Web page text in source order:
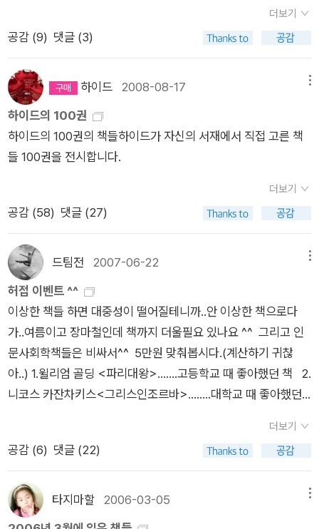
도착합니다.' 속도를 줄여 엉금엉금 기었다. 눈 벽을 잘못 뚫고 나
조심스레 앞으로 나아갔다. 앞길을 막는 건 없었다. 몇 시간을 엉
금엉금 기다시피 차를 운행했다. 도로는 사라져 보이지 않고, 시
야도 1미터를 넘지 못했다. 그래도 나는 계속 북쪽을 향해 갔다.
오후 1시쯤, 타지패스(아이다호 주와 몬태나 주의 경계에 있는 산
을 환영한다는 표지판이었다. 몬태나 주였다. 하늘은 없었다. 눈
의 돔뿐이었다. 루트 287 도로를 탔다. 앞에 깜박이는 제설차 불
빛이 보였다. 제설차가 나를 위해 길을 열어주었고, 나는 그 제설
차를 뒤따랐다. 새로 열리는 길을 따라 세 시간 동안 달려 90번고
속도로에 안전하게 도착했다.'출처 : image 1, image 2몬태나에
도착하게 된 주인공, 그곳인 그가 지나 온 수많은 주와 같이 거쳐
지나가야할 또 다른 주일 뿐이었습니다. 처음에는. 몬태나Monta
na 는 스페인어로 mountain 의 뜻이라고 합니다. 산이 많고, 겨
울이 긴 '광활한 대지의 땅' Big Sky Country '마운틴폴스에는
빈 방이 있는 모텔이 두 곳뿐이었다. 가장 먼저 눈에 띈 곳이 홀리
데이인이어서 그곳을 택했다. 바람이 거세게 불었고,눈은 중력과
지되지 않았다. 마치 걸어 나오는 동안 내 몸무게의 느낌이 감지
모텔 정문까지 다다른 듯했다. 나는프런트데스크에 물었다. '십이
월 초에는 날씨가 늘 이런가요?' '그럼요, 몬태나의 겨울이니까.''i
을본 한 아름다운 친구가 (나직하게)보내주겠다고 해서(그 친구
죽히죽 ^_____^어쨌든 이 모든 책을 다 넣고 들어보니 와- 미치
겠다. 게다가 어깨에 둘러맨 핸드백 속에는 '브랜디 칼라일'의 시
무실에서 지하철역까지는 10분거리..지하철은 2호선-8호선-5호
선으로 갈아탄다...2호선 잠실역에서 8호선으로 갈아타봤는가?
안타봤으면 말도 하지 마라. 그리고 5호선 길동역에서 내려서 또
10분을 걸어가야 우리집........팔 빠지는게 문제가 아니라 제기랄,
토할뻔 했다. 너무 무거워서. 크리스마스 이브에 완전 초죽음되서
집에 왔다. 누가 시키지도 않은 '무거운 책 회사로 시켜 집으로 가
져가는'짓을 혼자 알아서 해대는 바람에. 완전 기진맥진되서, 밤
새서 이 책들 다 봐야지 했던 마음은 짓밟혀버린지 오래고, 놀러
온 제부와 함께 새벽 세시까지 술을 마시다 잤다. 아 젠장, 나는
왜 이렇게 피곤하게 사는걸까? 피곤한 크리스마스 이브였고, 계
속 피곤한 크리스마스이다.어쨌든,메리 크리스마스!덧)율리시스
고, 챈들러와 코넬 울리치를 우상시한다. 책에 관한 책을 모으고,
인물/평전을 좋아하며(특히 건축가, 미술가), 중남미 소설도 즐겨
스도 좋아하고, 나보코브도 많이 좋아하고, 이 정도면 잡탕이라고
해도되나?아, 그리고 한국소설을 (거의) 읽지 않는다.내가좋아하
는/읽는 책들을 보고, 내가 어떤 사람인지 그려질까?
버전의 사이드웨이즈가 있다. 디비디와 각본, 그리고 소설. (각본
과 소설의 결말은 다르다.) 이 책을 읽을때는 영화 장면이 떠올라
있는 <오렌지 다섯조각>이나 <나의 프로방스>, <맛> 과 같은
책을떠올려 봤지만, 책을 읽으면서 내 입에 침을 고이게 하는 것
은 음식보다는 멋있는 남자이다. 2) 책 속에서 만난, 최고의 술친
구가 되어줄 것 같은 캐릭터는 누구인가요?평화롭게 술과 정치
와 우정을즐기고 싶을 때 :아베노 세이메이 (미나모토노 히로마
사의 덤도 좋다.) '아베노 세이메이는 툇마루에 앉아, 등을 기둥에
기대고 있다. 구부린 왼쪽 무릎을 옆으로 기울이고, 오른쪽 무릎
오른쪽 뺨을 괴고 있다. 약간 고개가 기울어져 있지만 그 기울어
진 목이나 머리에 뭐라 말할 수 없는 색향이 떠도는 것 같았다. 가
느다란 오른손 손가락에 옥으로 된 술잔을 들고, 안에 든 술을 가
끔 입에 머금는다. 술을 머금기 전에도, 머금을 때도, 그리고 머금
은 후에도 붉은 입술이 항상 희미한 웃음을 띠고 있다. '왁자지껄
부어라, 마셔라 하고 싶을 때 : 노다메 (치아키와 등등등도 웰컴)
술과 술자리를 즐길때 : 네로 울프 ( 아치도 물론 함께 하면 좋겠
다) 미식가인 네로 울프의 독설과 음식, 술에 대한 이야기를 들으
가요?키티 : 딱히 울화통이 터지는 것까지는 아니였지만, 자기 중
민을 가지고 봤으므로 더욱 더.지극히 현실적인 캐릭터일 수 있지
만, 그렇기에 더 짜증이 난지도 모르겠다. 호프밀러, 에디트, 케케
더보기
공감 (9) 댓글 (3)
하이드 2008-08-17
하이드의 100권
하이드의 100권의 책들하이드가 자신의 서재에서 직접 고른 책
들 100권을 전시합니다.
더보기
공감 (58) 댓글 (27)
드팀전 2007-06-22
허접 이벤트 ^^
이상한 책들 하면 대중성이 떨어질테니까..안 이상한 책으로다
가..여름이고 장마철인데 책까지 더울필요 있나요 ^^ 그리고 인
문사회학책들은 비싸서^^ 5만원 맞춰봅시다.(계산하기 귀찮
아..) 1.윌리엄 골딩 <파리대왕>.......고등학교 때 좋아했던 책 2.
니코스 카잔차키스<그리스인조르바>........대학교 때 좋아했던
무 좋아하는 책 4.더글라스 러미스<경제성장이 안돼면 우리는
풍요롭지 못할 것인가> .......여러분들이 너무 좋아하는 책 5.첼
는 책(그러나 찾는 분이 없는 관계로..)요걸로 바꿉니다. <미국의
송어낚시>...요거 기존 소설에 익숙하신 분들은 요거 읽으면 짜
더보기
공감 (6) 댓글 (22)
타지마할 2006-03-05